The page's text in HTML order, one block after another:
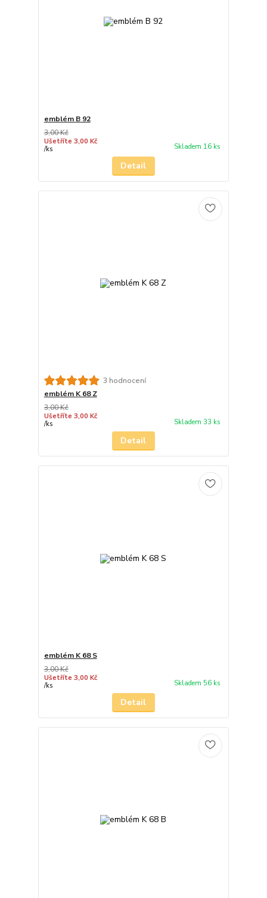
emblém B 92
3,00 Kč
Ušetříte 3,00 Kč
/ks Skladem 16 ks
Detail
3 hodnocení
emblém K 68 Z
3,00 Kč
Ušetříte 3,00 Kč
/ks Skladem 33 ks
Detail
emblém K 68 S
3,00 Kč
Ušetříte 3,00 Kč
/ks Skladem 56 ks
Detail